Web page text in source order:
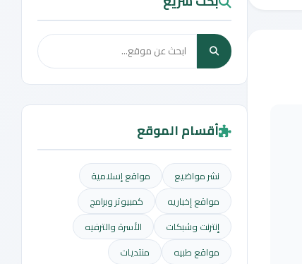
أقسام الموقع
نشر مواضيع
مواقع إسلامية
مواقع إخباريه
كمبيوتر وبرامج
إنترنت وشبكات
الأسرة والترفيه
مواقع طبيه
منتديات